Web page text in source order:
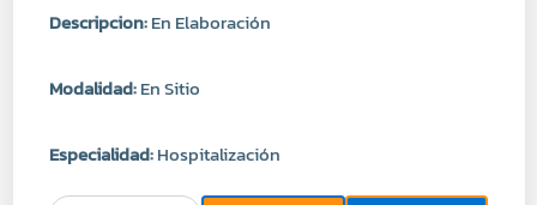
Descripcion:En Elaboración
Modalidad:En Sitio
Especialidad:Hospitalización